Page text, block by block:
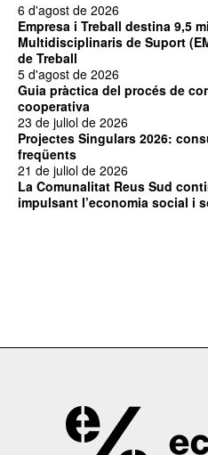
Empresa i Treball destina 9,5
Multidisciplinaris de Suport
de Treball
6 d'agost de 2026
Guia pràctica del procés de
cooperativa
5 d'agost de 2026
Projectes Singulars 2026:
freqüents
23 de juliol de 2026
La Comunalitat Reus Sud
impulsant l’economia social i
21 de juliol de 2026